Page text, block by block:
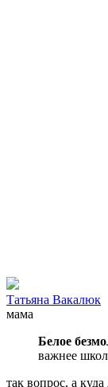
Татьяна Вакалюк
мама
Белое
важнее
так вопрос, а